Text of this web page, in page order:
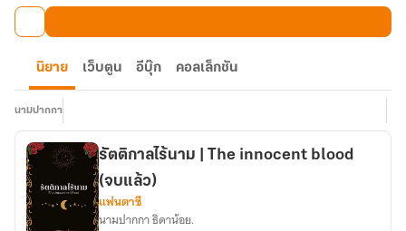
นิยาย เว็บตูน อีบุ๊ก คอลเล็กชัน
นามปากกา
รัตติกาลไร้นาม | The innocent blood
(จบแล้ว)
แฟนตาซี
นามปากกา ธิดาน้อย.